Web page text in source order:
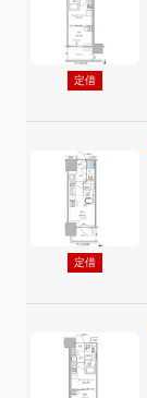
定借
定借